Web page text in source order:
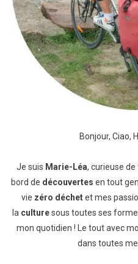
Bonjour, Ciao,
Je suis Marie-Léa, curieuse
bord de découvertes en tout
vie zéro déchetet mes
la culturesous toutes ses
mon quotidien ! Le tout avec
dans toutes